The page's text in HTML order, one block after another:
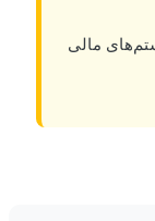
مالی